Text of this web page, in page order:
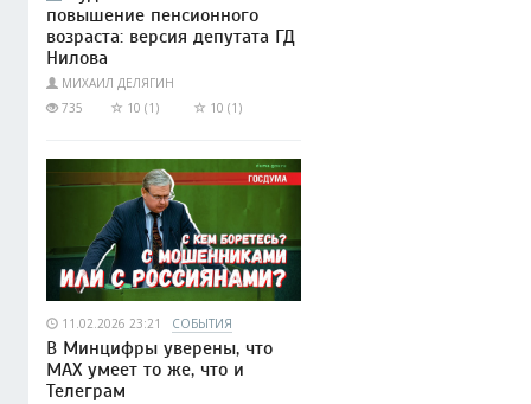
повышение пенсионного
возраста: версия депутата ГД
Нилова
МИХАИЛ ДЕЛЯГИН
735
10 (1) 10 (1)
11.02.2026 23:21 СОБЫТИЯ
В Минцифры уверены, что
МАХ умеет то же, что и
Телеграм